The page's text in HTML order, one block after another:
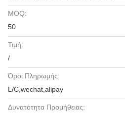
MOQ:
50
Τιμή:
/
Όροι Πληρωμής:
L/C,wechat,alipay
Δυνατότητα Προμήθειας: